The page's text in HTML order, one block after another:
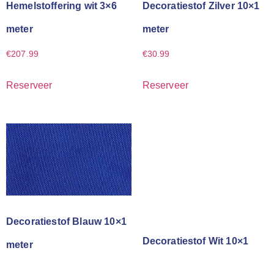
Hemelstoffering wit 3×6
meter
€207.99
Reserveer
Decoratiestof Zilver 10×1
meter
€30.99
Reserveer
Decoratiestof Blauw 10×1
meter Decoratiestof Wit 10×1